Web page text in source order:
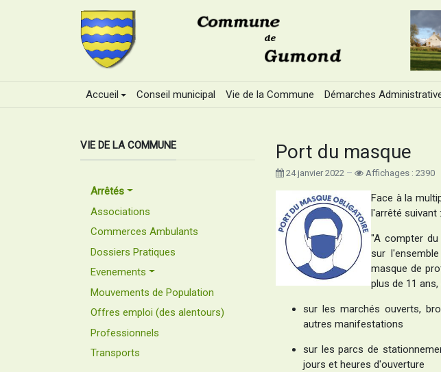
Accueil Conseil municipal Vie de la Commune Démarches
Port du masque
24 janvier 2022 Affichages : 2390
Face à la
l'arrêté suivant :
"A compter du
sur
masque de
plus de 11
sur les marchés ouverts,
autres manifestations
sur les parcs de
jours et heures d'ouverture
VIE DE LA COMMUNE
Arrêtés
Associations
Commerces Ambulants
Dossiers Pratiques
Evenements
Mouvements de Population
Offres emploi (des alentours)
Professionnels
Transports